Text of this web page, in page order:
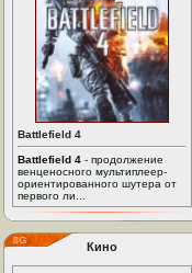
Battlefield 4
Battlefield 4 - продолжение
венценосного мультиплеер-
ориентированного шутера от
первого ли...
Кино